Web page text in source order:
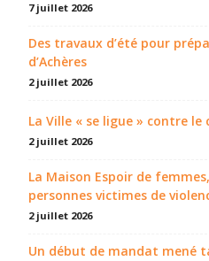
7 juillet 2026
Des travaux d’été pour
d’Achères
2 juillet 2026
La Ville « se ligue » contre le
2 juillet 2026
La Maison Espoir de
personnes victimes de
2 juillet 2026
Un début de mandat mené